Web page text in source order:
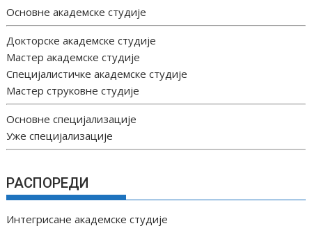
Основне академске студије
Докторске академске студије
Мастер академске студије
Специјалистичке академске студије
Мастер струковне студије
Основне специјализације
Уже специјализације
РАСПОРЕДИ
Интегрисане академске студије